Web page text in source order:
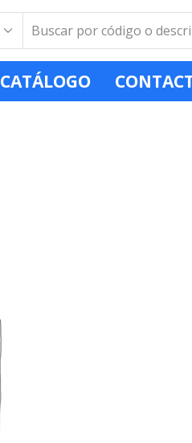
CATÁLOGO